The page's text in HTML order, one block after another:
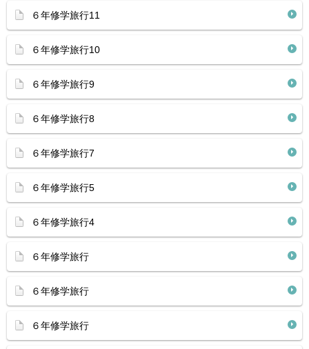
６年修学旅行11
６年修学旅行10
６年修学旅行9
６年修学旅行8
６年修学旅行7
６年修学旅行5
６年修学旅行4
６年修学旅行
６年修学旅行
６年修学旅行